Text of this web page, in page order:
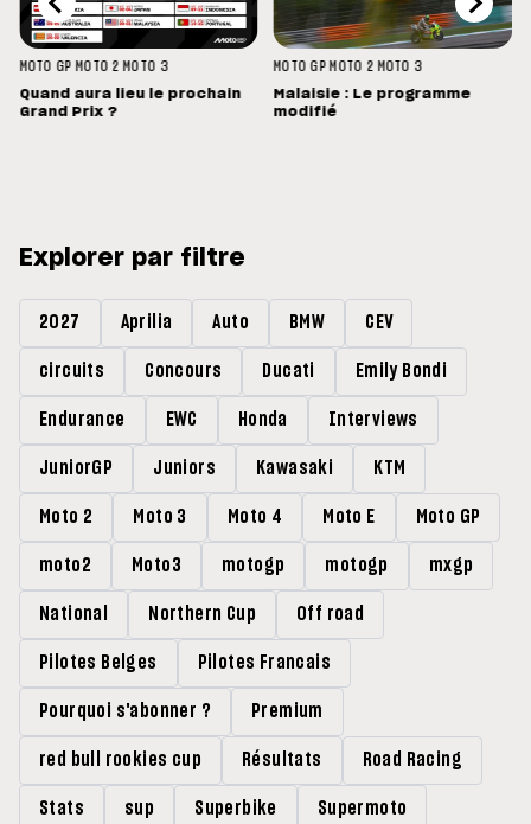
MOTO GP MOTO 2 MOTO 3
Quand aura lieu le prochain
Grand Prix ?
MOTO GP MOTO 2 MOTO 3
Malaisie : Le programme
modifié
Explorer par filtre
2027 Aprilia Auto BMW CEV
circuits Concours Ducati Emily Bondi
Endurance EWC Honda Interviews
JuniorGP Juniors Kawasaki KTM
Moto 2 Moto 3 Moto 4 Moto E Moto GP
moto2 Moto3 motogp motogp mxgp
National Northern Cup Off road
Pilotes Belges Pilotes Francais
Pourquoi s'abonner ? Premium
red bull rookies cup Résultats Road Racing
Stats sup Superbike Supermoto